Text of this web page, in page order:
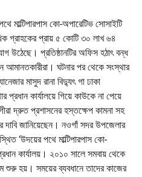
মাল্টিপারপাস কো-অপারেটিভ সোসাইটি
গ্রাহকের প্রায় ৫ কোটি ৩০ লাখ ৬৪
উঠেছে। প্রতিষ্ঠানটির অফিস হঠাৎ বন্ধ
আমানতকারীরা। ঘটনার পর থেকে সংস্থার
মাসুদ রানা বিদ্যুৎ গা ঢাকা
প্রধান কার্যালয়ে গিয়ে কাউকে না পেয়ে
দ্রুত প্রশাসনের হস্তক্ষেপ কামনা সহ
দাবি জানিয়েছেন। নওগাঁ সদর উপজেলার
‘উদয়ের পথে মাল্টিপারপাস কো-
কার্যালয়। ২০১০ সালে সমবায় থেকে
শুরু হয়। সময়ের ব্যবধানে তাদের কাজের